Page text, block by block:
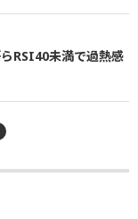
RSI40未満で過熱感